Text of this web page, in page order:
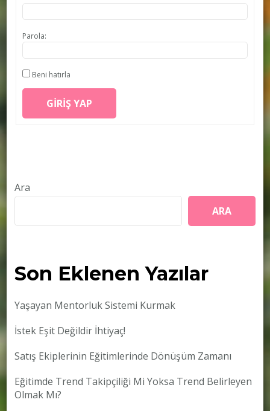
Parola:
Beni hatırla
GIRIŞ YAP
Ara
ARA
Son Eklenen Yazılar
Yaşayan Mentorluk Sistemi Kurmak
İstek Eşit Değildir İhtiyaç!
Satış Ekiplerinin Eğitimlerinde Dönüşüm Zamanı
Eğitimde Trend Takipçiliği Mi Yoksa Trend Belirleyen
Olmak Mı?